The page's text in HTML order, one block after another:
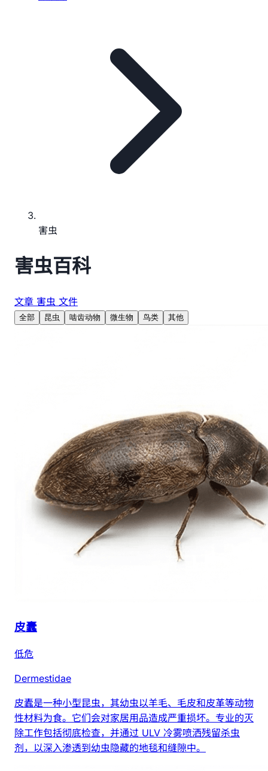
害虫
害虫百科
文章 害虫 文件
全部 昆虫 啮齿动物 微生物 鸟类 其他
皮蠹
低危
Dermestidae
皮蠹是一种小型昆虫，其幼虫以羊毛、毛皮和皮革等动物
性材料为食。它们会对家居用品造成严重损坏。专业的灭
除工作包括彻底检查，并通过 ULV 冷雾喷洒残留杀虫
剂，以深入渗透到幼虫隐藏的地毯和缝隙中。